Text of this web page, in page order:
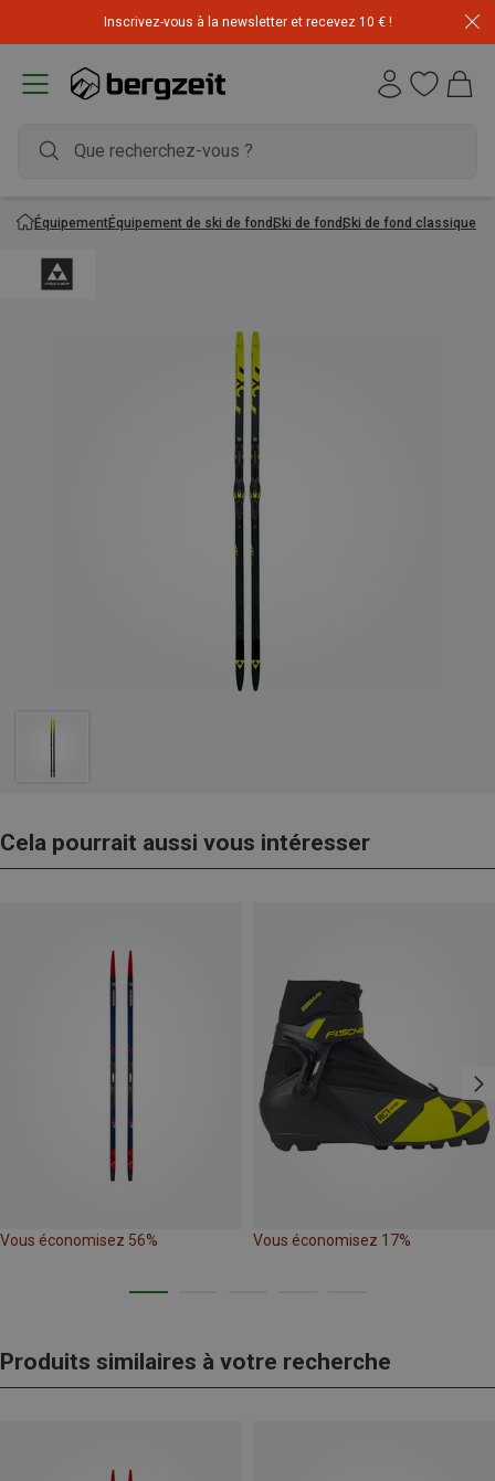
Inscrivez-vous à la newsletter et recevez 10 € !
ÉquipementÉquipement de ski de fondSki de fondSki de fond classique
Cela pourrait aussi vous intéresser
Vous économisez 56% Vous économisez 17%
Produits similaires à votre recherche